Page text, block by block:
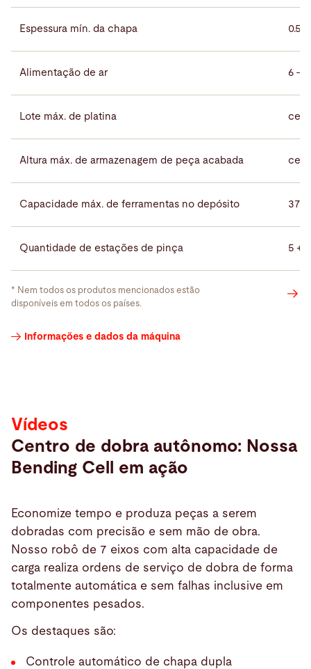
Espessura mín. da chapa 0.5
Alimentação de ar 6 –
Lote máx. de platina
Altura máx. de armazenagem de peça acabada
Capacidade máx. de ferramentas no depósito 37 m
Quantidade de estações de pinça 5 +
* Nem todos os produtos mencionados estão
disponíveis em todos os países.
Informações e dados da máquina
Vídeos
Vídeos
Centro de dobra autônomo: Nossa
Bending Cell em ação
Economize tempo e produza peças a serem
dobradas com precisão e sem mão de obra.
Nosso robô de 7 eixos com alta capacidade de
carga realiza ordens de serviço de dobra de forma
totalmente automática e sem falhas inclusive em
componentes pesados.
Os destaques são:
Controle automático de chapa dupla